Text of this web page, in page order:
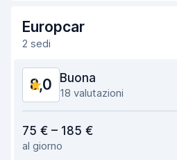
Rapidità della riconsegna
Condizioni dell'auto
Europcar
2 sedi
8,0 Buona
18 valutazioni
Facile da trovare
75 € – 185 €
al giorno